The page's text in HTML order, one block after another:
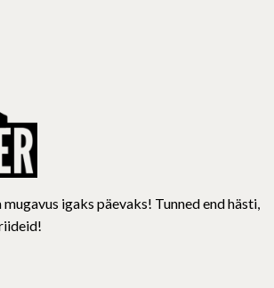
igaks päevaks! Tunned end hästi,